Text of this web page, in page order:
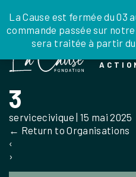
to
the
La Cause est fermée du 03
commande passée sur
sera traitée à partir du
JE DONNE JE PARRAINE NOUS
DEPUIS
EN
3
servicecivique | 15 mai 2025
← Return to Organisations
‹
›